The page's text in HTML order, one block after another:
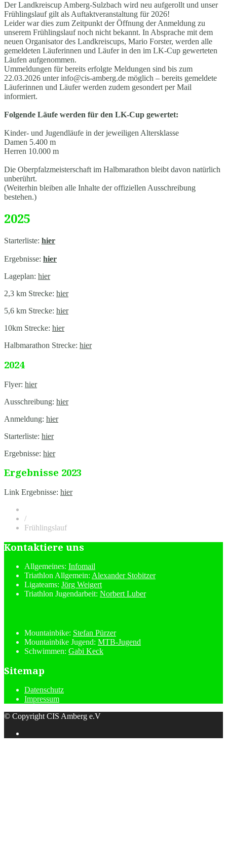
Der Landkreiscup Amberg-Sulzbach wird neu aufgerollt und unser
Frühlingslauf gilt als Auftaktveranstaltung für 2026!
Leider war dies zum Zeitpunkt der Öffnung der Anmeldung zu
unserem Frühlingslauf noch nicht bekannt. In Absprache mit dem
neuen Organisator des Landkreiscups, Mario Forster, werden alle
gemeldeten Läuferinnen und Läufer in den im LK-Cup gewerteten
Läufen aufgenommen.
Ummeldungen für bereits erfolgte Meldungen sind bis zum
22.03.2026 unter info@cis-amberg.de möglich – bereits gemeldete
Läuferinnen und Läufer werden zudem gesondert per Mail
informiert.
Folgende Läufe werden für den LK-Cup gewertet:
Kinder- und Jugendläufe in der jeweiligen Altersklasse
Damen 5.400 m
Herren 10.000 m
Die Oberpfalzmeisterschaft im Halbmarathon bleibt davon natürlich
unberührt.
(Weiterhin bleiben alle Inhalte der offiziellen Ausschreibung
bestehen.)
2025
Starterliste: hier
Ergebnisse: hier
Lageplan: hier
2,3 km Strecke: hier
5,6 km Strecke: hier
10km Strecke: hier
Halbmarathon Strecke: hier
2024
Flyer: hier
Ausschreibung: hier
Anmeldung: hier
Starterliste: hier
Ergebnisse: hier
Ergebnisse 2023
Link Ergebnisse: hier
/
Frühlingslauf
Kontaktiere uns
Allgemeines: Infomail
Triathlon Allgemein: Alexander Stobitzer
Ligateams: Jörg Weigert
Triathlon Jugendarbeit: Norbert Luber
Mountainbike: Stefan Pürzer
Mountainbike Jugend: MTB-Jugend
Schwimmen: Gabi Keck
Sitemap
Datenschutz
Impressum
© Copyright CIS Amberg e.V